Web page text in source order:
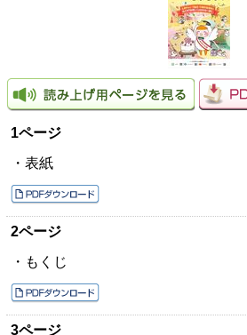
1ページ
・表紙
2ページ
・もくじ
3ページ